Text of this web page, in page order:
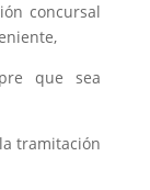
concursal
que sea
tramitación